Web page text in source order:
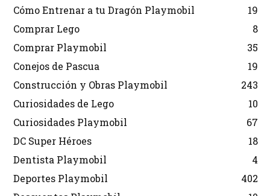
Cómo Entrenar a tu Dragón Playmobil
19
Comprar Lego
8
Comprar Playmobil
35
Conejos de Pascua
19
Construcción y Obras Playmobil
243
Curiosidades de Lego
10
Curiosidades Playmobil
67
DC Super Héroes
18
Dentista Playmobil
4
Deportes Playmobil
402